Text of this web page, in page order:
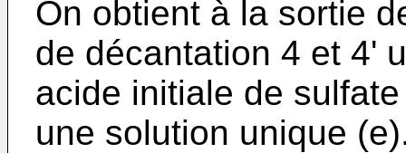
On obtient à la sortie
de décantation 4 et 4'
acide initiale de
une solution unique